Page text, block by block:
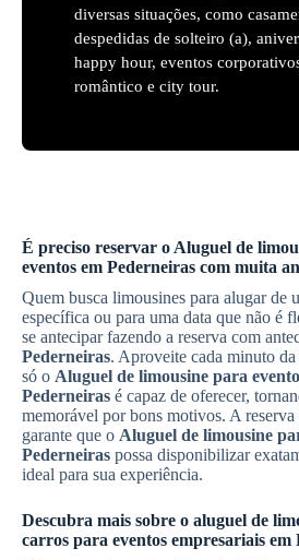
diversas situações, como
despedidas de solteiro (a),
happy hour, eventos
romântico e city tour.
É preciso reservar o Aluguel de
eventos em Pederneiras com muita
Quem busca limousines para alugar de
específica ou para uma data que não é
se antecipar fazendo a reserva com
Pederneiras. Aproveite cada minuto
só o Aluguel de limousine para
Pederneiras é capaz de oferecer,
memorável por bons motivos. A reserva
garante que o Aluguel de limousine
Pederneiras possa disponibilizar
ideal para sua experiência.
Descubra mais sobre o aluguel de
carros para eventos empresariais em